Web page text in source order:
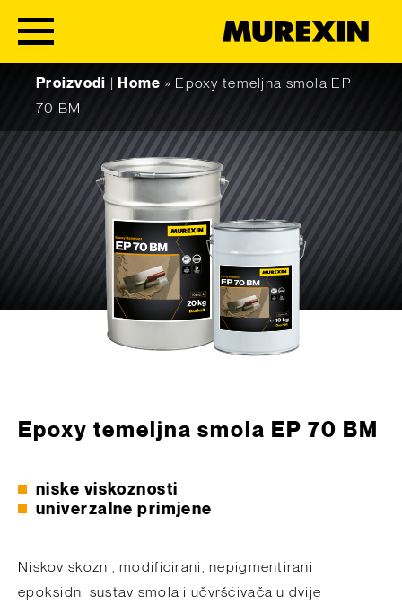
Proizvodi
Home » Epoxy temeljna smola EP
70 BM
Epoxy temeljna smola EP 70 BM
niske viskoznosti
univerzalne primjene
Niskoviskozni, modificirani, nepigmentirani
epoksidni sustav smola i učvršćivača u dvije